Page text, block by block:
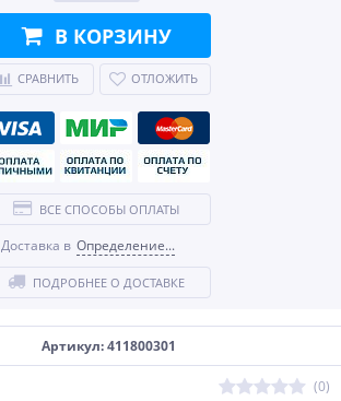
Артикул: 411800301
(0)
В КОРЗИНУ
СРАВНИТЬ ОТЛОЖИТЬ
ВСЕ СПОСОБЫ ОПЛАТЫ
Доставка в Определение...
ПОДРОБНЕЕ О ДОСТАВКЕ